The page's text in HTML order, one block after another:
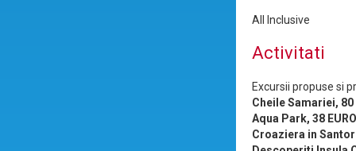
All Inclusive
Activitati
Excursii propuse si
Cheile Samariei, 80
Aqua Park, 38 EURO
Croaziera in